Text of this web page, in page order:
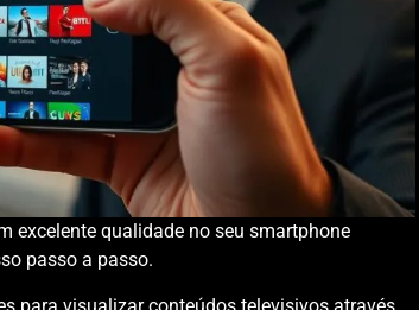
excelente qualidade no seu smartphone
passo a passo.
para visualizar conteúdos televisivos através